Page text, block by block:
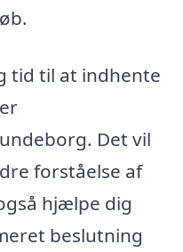
tid til at indhente
Det vil
forståelse af
hjælpe dig
beslutning